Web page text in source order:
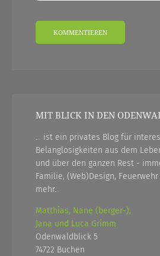
MIT BLICK IN DEN
... ist ein privates Blog für
Belanglosigkeiten aus dem
und über den ganzen Rest -
Familie, (Web)Design,
mehr...
Matthias, Nane (berger-),
Jana und Luca Grimm
Odenwaldblick 5
74722 Buchen